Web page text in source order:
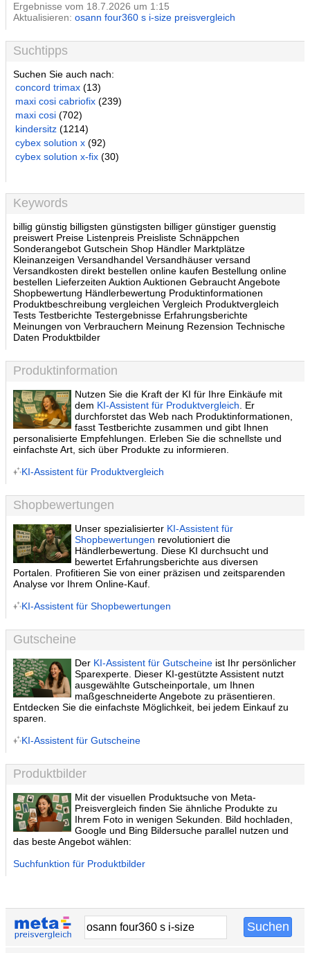
Ergebnisse vom 18.7.2026 um 1:15
Aktualisieren: osann four360 s i-size preisvergleich
Suchtipps
Suchen Sie auch nach:
concord trimax (13)
maxi cosi cabriofix (239)
maxi cosi (702)
kindersitz (1214)
cybex solution x (92)
cybex solution x-fix (30)
Keywords
billig günstig billigsten günstigsten billiger günstiger guenstig
preiswert Preise Listenpreis Preisliste Schnäppchen
Sonderangebot Gutschein Shop Händler Marktplätze
Kleinanzeigen Versandhandel Versandhäuser versand
Versandkosten direkt bestellen online kaufen Bestellung online
bestellen Lieferzeiten Auktion Auktionen Gebraucht Angebote
Shopbewertung Händlerbewertung Produktinformationen
Produktbeschreibung vergleichen Vergleich Produktvergleich
Tests Testberichte Testergebnisse Erfahrungsberichte
Meinungen von Verbrauchern Meinung Rezension Technische
Daten Produktbilder
Produktinformation
Nutzen Sie die Kraft der KI für Ihre Einkäufe mit
dem KI-Assistent für Produktvergleich . Er
durchforstet das Web nach Produktinformationen,
fasst Testberichte zusammen und gibt Ihnen
personalisierte Empfehlungen. Erleben Sie die schnellste und
einfachste Art, sich über Produkte zu informieren.
KI-Assistent für Produktvergleich
Shopbewertungen
Unser spezialisierter KI-Assistent für
Shopbewertungen revolutioniert die
Händlerbewertung. Diese KI durchsucht und
bewertet Erfahrungsberichte aus diversen
Portalen. Profitieren Sie von einer präzisen und zeitsparenden
Analyse vor Ihrem Online-Kauf.
KI-Assistent für Shopbewertungen
Gutscheine
Der KI-Assistent für Gutscheine ist Ihr persönlicher
Sparexperte. Dieser KI-gestützte Assistent nutzt
ausgewählte Gutscheinportale, um Ihnen
maßgeschneiderte Angebote zu präsentieren.
Entdecken Sie die einfachste Möglichkeit, bei jedem Einkauf zu
sparen.
KI-Assistent für Gutscheine
Produktbilder
Mit der visuellen Produktsuche von Meta-
Preisvergleich finden Sie ähnliche Produkte zu
Ihrem Foto in wenigen Sekunden. Bild hochladen,
Google und Bing Bildersuche parallel nutzen und
das beste Angebot wählen:
Suchfunktion für Produktbilder